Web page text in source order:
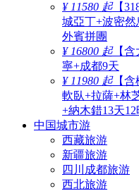
¥ 11580 起【
城亞丁+波密然
外賓拼團
¥ 16800 起【含
寧+成都9天
¥ 11980 起【含
軟臥+拉薩+林
+納木錯13天
中国城市游
西藏旅游
新疆旅游
四川成都旅游
西北旅游